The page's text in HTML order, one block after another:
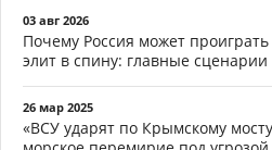
03 авг 2026
Почему Россия может
элит в спину: главные
26 мар 2025
«ВСУ ударят по Крымскому